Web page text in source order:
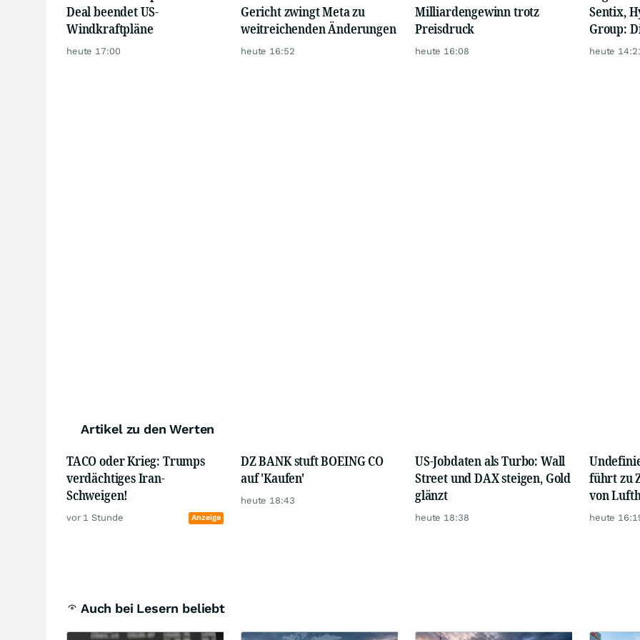
Deal beendet US-
Windkraftpläne
heute 17:00
Gericht zwingt Meta zu
weitreichenden Änderungen
heute 16:52
Milliardengewinn trotz
Preisdruck
heute 16:08
Sentix,
Group:
bewegen
heute
Artikel zu den Werten
TACO oder Krieg: Trumps
verdächtiges Iran-
Schweigen!
vor 1 Stunde Anzeige
DZ BANK stuft BOEING CO
auf 'Kaufen'
heute 18:43
US-Jobdaten als Turbo: Wall
Street und DAX steigen, Gold
glänzt
heute 18:38
führt zu
von
heute
Auch bei Lesern beliebt